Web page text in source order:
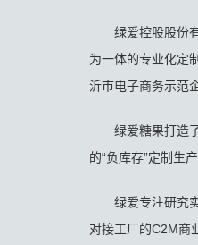
绿爱控股股份
为一体的专业化定
沂市电子商务示范
绿爱糖果打造
的“负库存”定制生
绿爱专注研究
对接工厂的C2M商